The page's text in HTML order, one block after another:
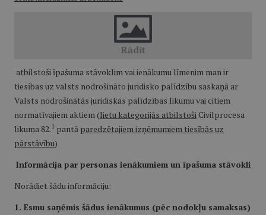
atbilstoši īpašuma stāvoklim vai ienākumu līmenim man ir
tiesības uz valsts nodrošināto juridisko palīdzību saskaņā ar
Valsts nodrošinātās juridiskās palīdzības likumu vai citiem
normatīvajiem aktiem (lietu kategorijās atbilstošiCivilprocesa
likuma 82. 1 pantā paredzētajiem izņēmumiem tiesībās uz
pārstāvību)
Informācija par personas ienākumiem un īpašuma stāvokli
Norādiet šādu informāciju:
1. Esmu saņēmis šādus ienākumus (pēc nodokļu samaksas)